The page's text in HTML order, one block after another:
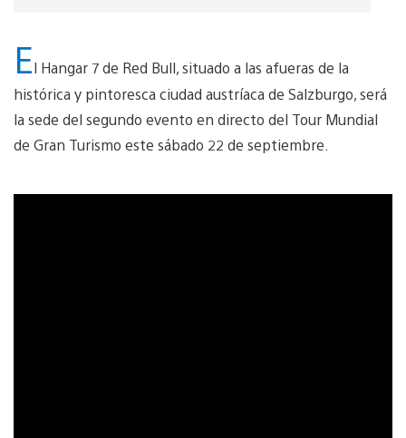
El Hangar 7 de Red Bull, situado a las afueras de la
histórica y pintoresca ciudad austríaca de Salzburgo, será
la sede del segundo evento en directo del Tour Mundial
de Gran Turismo este sábado 22 de septiembre.